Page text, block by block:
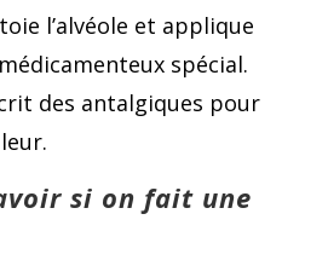
l’alvéole et applique
spécial.
des antalgiques pour
si on fait une